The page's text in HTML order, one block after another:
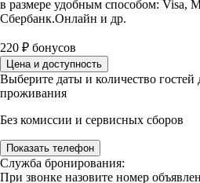
в размере удобным способом: Visa,
Сбербанк.Онлайн и др.
220 ₽ бонусов
Цена и доступность
Выберите даты и количество гостей
проживания
Без комиссии и сервисных сборов
Показать телефон
Служба бронирования:
При звонке назовите номер